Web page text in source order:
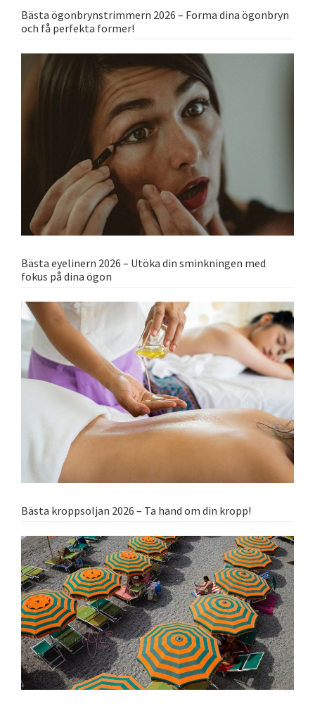
Bästa ögonbrynstrimmern 2026 – Forma dina ögonbryn
och få perfekta former!
Bästa eyelinern 2026 – Utöka din sminkningen med
fokus på dina ögon
Bästa kroppsoljan 2026 – Ta hand om din kropp!